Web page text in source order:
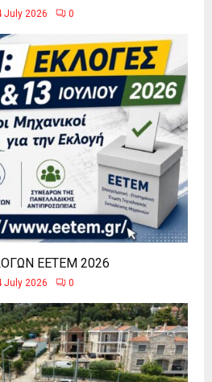
July 2026 0
ΕΕΤΕΜ 2026
July 2026 0